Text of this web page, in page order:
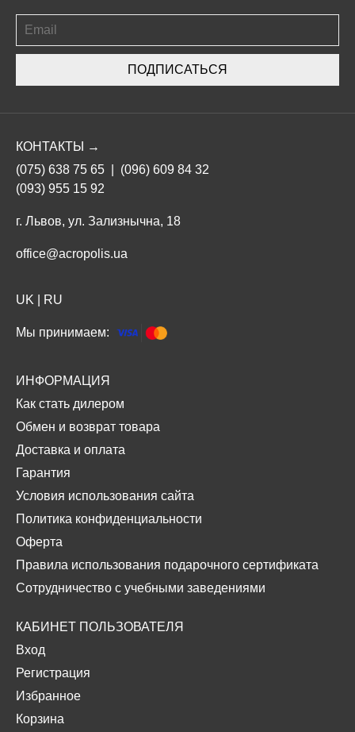
ПОДПИСАТЬСЯ
КОНТАКТЫ →
(075) 638 75 65
(096) 609 84 32
(093) 955 15 92
г. Львов, ул. Зализнычна, 18
office@acropolis.ua
UK RU
Мы принимаем:
ИНФОРМАЦИЯ
Как стать дилером
Обмен и возврат товара
Доставка и оплата
Гарантия
Условия использования сайта
Политика конфиденциальности
Оферта
Правила использования подарочного сертификата
Сотрудничество с учебными заведениями
КАБИНЕТ ПОЛЬЗОВАТЕЛЯ
Вход
Регистрация
Избранное
Корзина